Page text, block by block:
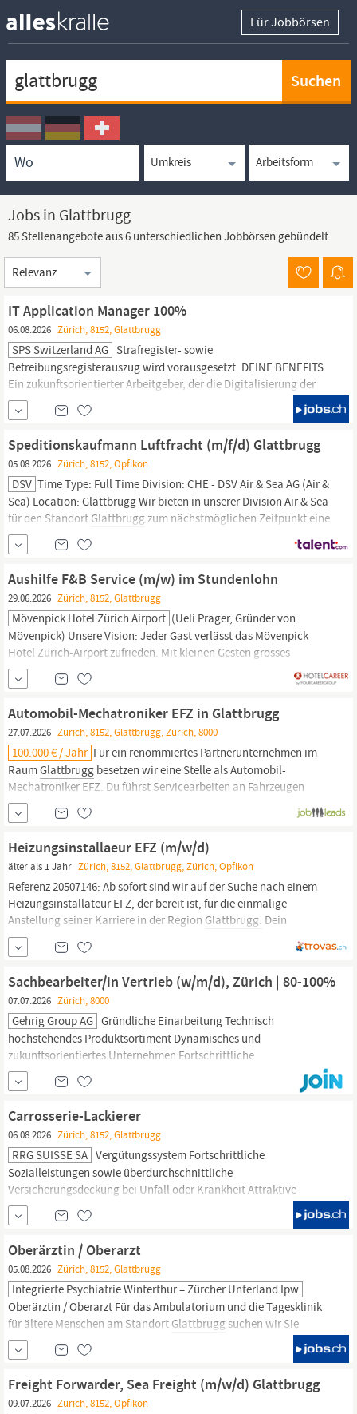
Für Jobbörsen
Ortssuche
Umkreissuche
Arbeitsform
Jobs in Glattbrugg
85 Stellenangebote aus 6 unterschiedlichen Jobbörsen gebündelt.
Sortierung
IT Application Manager 100%
06.08.2026 Zürich, 8152, Glattbrugg
SPS Switzerland AG Strafregister- sowie
Betreibungsregisterauszug wird vorausgesetzt. DEINE BENEFITS
Ein zukunftsorientierter Arbeitgeber, der die Digitalisierung der
Wirtschaft vorantreibt Ein dynamisches Umfeld in einer
Unternehmung mit globalen Strukturen Zentraler Arbeitsplatz in
mit Möglichkeit zum Homeoffice Beteiligung an Reka-
Checks sowie...
Speditionskaufmann Luftfracht (m/f/d) Glattbrugg
05.08.2026 Zürich, 8152, Opfikon
DSV Time Type: Full Time Division: CHE - DSV Air & Sea AG (Air &
Sea) Location: GlattbruggWir bieten in unserer Division Air & Sea
für den Standort Glattbruggzum nächstmöglichen Zeitpunkt eine
Anstellung als Speditionskaufmann Luftfracht (m/w/d). Du liebst
es, die Welt zu vernetzen und logistische Herausforderungen zu
Aushilfe F&B Service (m/w) im Stundenlohn
29.06.2026 Zürich, 8152, Glattbrugg
Mövenpick Hotel Zürich Airport (Ueli Prager, Gründer von
Mövenpick) Unsere Vision: Jeder Gast verlässt das Mövenpick
Hotel Zürich-Airport zufrieden. Mit kleinen Gesten grosses
bewirken. #wemakemoments Das Mövenpick Hotel Zürich Airport
verfügt über 300 Gästezimmer und Suiten, 13 Tagungs- &
Hospitality Lounge. Das Gastronomieangebot umfasst...
Automobil-Mechatroniker EFZ in Glattbrugg
27.07.2026 Zürich, 8152, Glattbrugg, Zürich, 8000
100.000 € / Jahr Für ein renommiertes Partnerunternehmen im
RaumGlattbrugg besetzen wir eine Stelle als Automobil-
Mechatroniker EFZ. Du führst Servicearbeiten an Fahrzeugen
durch, diagnostizierst Störungen und reparierst mechanische,
elektrische und elektronische Systeme. Dabei arbeitest du mit
modernen Diagnosetools und sorgst
Heizungsinstallaeur EFZ (m/w/d)
älter als 1 Jahr Zürich, 8152, Glattbrugg, Zürich, Opfikon
Referenz 20507146: Ab sofort sind wir auf der Suche nach einem
Heizungsinstallateur EFZ, der bereit ist, für die einmalige
Anstellung seiner Karriere in der Region Glattbrugg. Dein
Job/Können: • montieren von verschiedensten Arten von
Heizsystemen • Mit Montageplänen verlegen von Baustelle die
Sachbearbeiter/in Vertrieb (w/m/d), Zürich | 80-100%
07.07.2026 Zürich, 8000
Gehrig Group AG Gründliche Einarbeitung Technisch
hochstehendes Produktsortiment Dynamisches und
zukunftsorientiertes Unternehmen Fortschrittliche
Anstellungsbedingungen Moderner und grosszügiger Arbeitsplatz
Sehr gute Verkehrsanbindung (200m Bahnhof
Sind
einander kennenlernen!
Carrosserie-Lackierer
06.08.2026 Zürich, 8152, Glattbrugg
RRG SUISSE SA Vergütungssystem Fortschrittliche
Sozialleistungen sowie überdurchschnittliche
Versicherungsdeckung bei Unfall oder Krankheit Attraktive
Karrieremöglichkeiten durch individuelle Förderung und
Unterstützung bei Weiterbildungen Spezielle
Mitarbeiterkonditionen beim Kauf oder Leasing eines Fahrzeuges
RRG Suisse SA, Thurgauerstrasse 103, 8152
Oberärztin / Oberarzt
05.08.2026 Zürich, 8152, Glattbrugg
Integrierte Psychiatrie Winterthur – Zürcher Unterland Ipw
Oberärztin / Oberarzt Für das Ambulatorium und die Tagesklinik
für ältere Menschen am Standort Glattbrugg suchen wir Sie
Oberärztin / Oberarzt 80% Aufgaben Leitung der medizinisch-
therapeutischen Behandlung psychisch kranker Menschen, in der
Regel im Pensionsalter oder mit für das Alter typischen
Erkrankungen Umsetzung fortschrittlicher Behandlungskonzepte
Freight Forwarder, Sea Freight (m/w/d) Glattbrugg
09.07.2026 Zürich, 8152, Opfikon